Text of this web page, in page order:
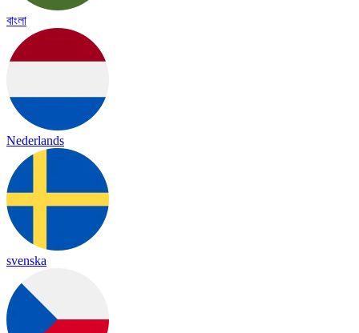
বাংলা
Nederlands
svenska